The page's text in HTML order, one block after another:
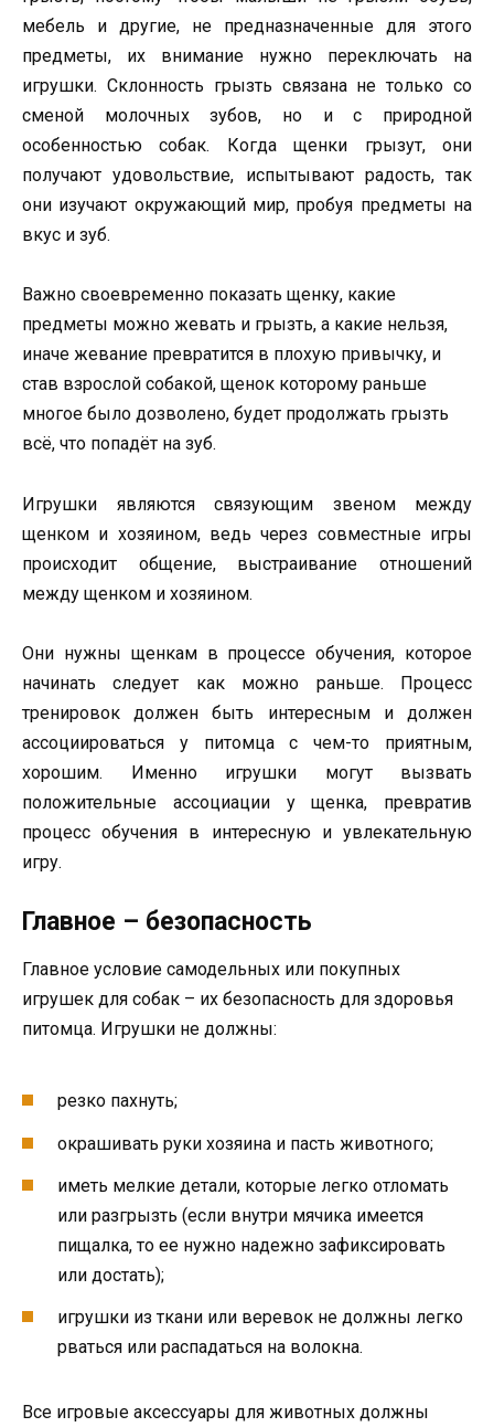
мебель и другие, не предназначенные для этого
предметы, их внимание нужно переключать на
игрушки. Склонность грызть связана не только со
сменой молочных зубов, но и с природной
особенностью собак. Когда щенки грызут, они
получают удовольствие, испытывают радость, так
они изучают окружающий мир, пробуя предметы на
вкус и зуб.
Важно своевременно показать щенку, какие
предметы можно жевать и грызть, а какие нельзя,
иначе жевание превратится в плохую привычку, и
став взрослой собакой, щенок которому раньше
многое было дозволено, будет продолжать грызть
всё, что попадёт на зуб.
Игрушки являются связующим звеном между
щенком и хозяином, ведь через совместные игры
происходит общение, выстраивание отношений
между щенком и хозяином.
Они нужны щенкам в процессе обучения, которое
начинать следует как можно раньше. Процесс
тренировок должен быть интересным и должен
ассоциироваться у питомца с чем-то приятным,
хорошим. Именно игрушки могут вызвать
положительные ассоциации у щенка, превратив
процесс обучения в интересную и увлекательную
игру.
Главное – безопасность
Главное условие самодельных или покупных
игрушек для собак – их безопасность для здоровья
питомца. Игрушки не должны:
резко пахнуть;
окрашивать руки хозяина и пасть животного;
иметь мелкие детали, которые легко отломать
или разгрызть (если внутри мячика имеется
пищалка, то ее нужно надежно зафиксировать
или достать);
игрушки из ткани или веревок не должны легко
рваться или распадаться на волокна.
Все игровые аксессуары для животных должны